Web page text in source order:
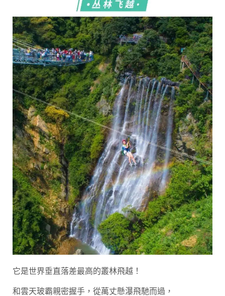
它是世界垂直落差最高的叢林飛越！
和雲天玻霸親密握手，從萬丈懸瀑飛馳而過，